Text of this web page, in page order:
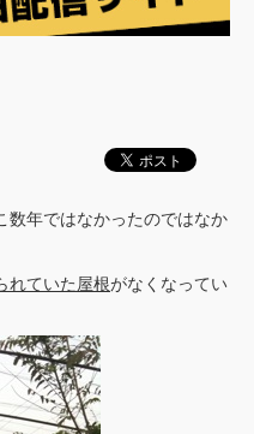
数年ではなかったのではなか
れていた屋根がなくなってい